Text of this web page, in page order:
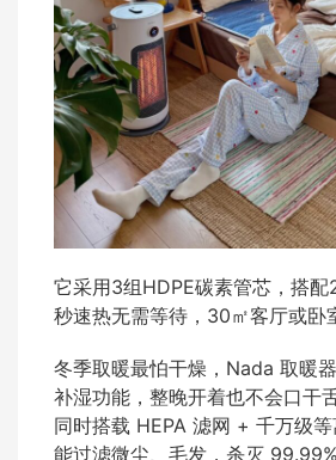
它采用3组HDPE碳素管芯，搭配
秒速热无需等待，30㎡客厅或卧
冬季取暖最怕干燥，Nada 取暖
补湿功能，整晚开着也不会口干
同时搭载 HEPA 滤网 + 千万级等
能过滤微尘、毛发，杀灭